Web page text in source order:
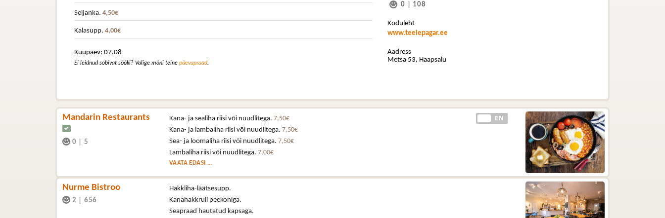
Seljanka. 4,50€
Kalasupp. 4,00€
Kuupäev: 07.08
Ei leidnud sobivat sööki? Valige mõni teine päevapraad.
0
108
Koduleht
www.teelepagar.ee
Aadress
Metsa 53, Haapsalu
Mandarin Restaurants
0 5
EN
Kana- ja sealiha riisi või nuudlitega. 7,50€
Kana- ja lambaliha riisi või nuudlitega. 7,50€
Sea- ja loomaliha riisi või nuudlitega. 7,50€
Lambaliha riisi või nuudlitega. 7,00€
VAATA EDASI ...
Nurme Bistroo
2 656
Hakkliha-läätsesupp.
Kanahakkrull peekoniga.
Seapraad hautatud kapsaga.